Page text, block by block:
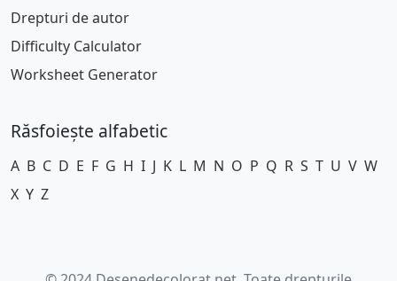
Drepturi de autor
Difficulty Calculator
Worksheet Generator
Răsfoiește alfabetic
A B C D E F G H I J K L M N O P Q R S T U V W
X Y Z